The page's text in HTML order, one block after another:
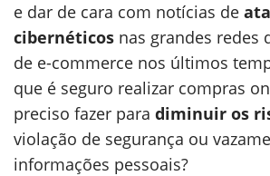
e dar de cara com notícias de
cibernéticos nas grandes redes
de e-commerce nos últimos
que é seguro realizar compras
preciso fazer para diminuir os
violação de segurança ou
informações pessoais?